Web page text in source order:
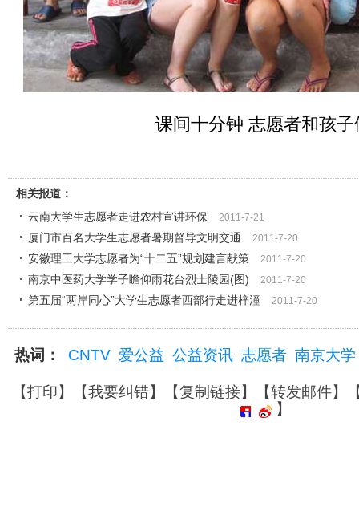
课间十分钟 志愿者和孩子
相关报道：
云南大学生志愿者走进农村宣讲环保
2011-7-21
厦门市百名大学生志愿者暑期督导文明交通 2011-7-20
安徽理工大学志愿者为“十二五”规划建言献策 2011-7-20
南京中医药大学学子瞻仰雨花台烈士陵园(图) 2011-7-20
第五届“两岸同心”大学生志愿者西部行走进梓潼 2011-7-20
热词： CNTV 爱公益 公益资讯 志愿者 南京大学
【打印】【我要纠错】【复制链接】【转发邮件】
】